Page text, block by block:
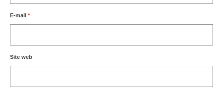
E-mail *
Site web